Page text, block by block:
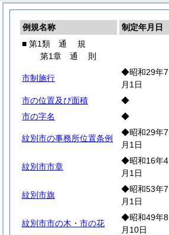
例規名称 制定年月日
■ 第1類 通 規
第1章 通 則
市制施行
◆昭和29年7
月1日
市の位置及び面積
◆
市の字名
◆
紋別市の事務所位置条例
◆昭和29年7
月1日
紋別市市章
◆昭和16年4
月1日
紋別市旗
◆昭和53年7
月1日
紋別市市の木・市の花
◆昭和49年8
月10日